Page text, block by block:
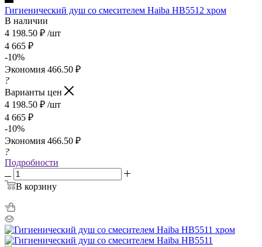
Гигиенический душ со смесителем Haiba HB5512 хром
В наличии
4 198.50 ₽ /шт
4 665 ₽
-10%
Экономия 466.50 ₽
?
Варианты цен
4 198.50 ₽ /шт
4 665 ₽
-10%
Экономия 466.50 ₽
?
Подробности
В корзину